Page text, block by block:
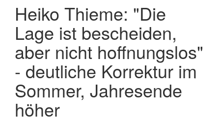
Heiko Thieme: "Die
Lage ist bescheiden,
aber nicht hoffnungslos"
- deutliche Korrektur im
Sommer, Jahresende
höher